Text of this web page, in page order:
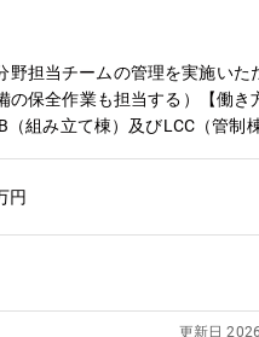
アステップのイメージ】■現
な関係者とのコミュニケーシ
担当チームの管理を実施いた
の保全作業も担当する）【働き
組み立て棟）及びLCC（管制
必要があります。【業務の魅力
応援してくださっているの皆
家族、親戚、友人にわかりやす
所と命名して造船事業を開始
ットなどの宇宙機器に至るまで
高7.0712兆円、売上収益
円
更新日